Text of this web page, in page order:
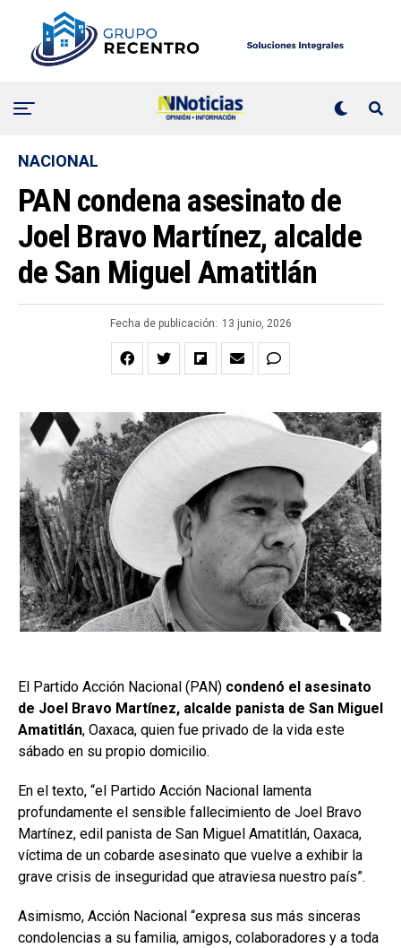
NACIONAL
PAN condena asesinato de
Joel Bravo Martínez, alcalde
de San Miguel Amatitlán
Fecha de publicación: 13 junio, 2026
El Partido Acción Nacional (PAN) condenó el asesinato
de Joel Bravo Martínez, alcalde panista de San Miguel
Amatitlán, Oaxaca, quien fue privado de la vida este
sábado en su propio domicilio.
En el texto, “el Partido Acción Nacional lamenta
profundamente el sensible fallecimiento de Joel Bravo
Martínez, edil panista de San Miguel Amatitlán, Oaxaca,
víctima de un cobarde asesinato que vuelve a exhibir la
grave crisis de inseguridad que atraviesa nuestro país”.
Asimismo, Acción Nacional “expresa sus más sinceras
condolencias a su familia, amigos, colaboradores y a toda